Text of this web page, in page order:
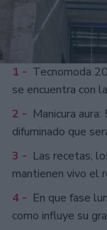
1 - Tecnomoda
se encuentra con
2 - Manicura
difuminado que
3 - Las recetas,
mantienen vivo el
4 - En que fase
como influye su